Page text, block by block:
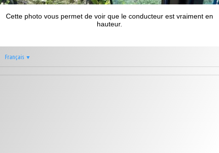
Cette photo vous permet de voir que le conducteur est vraiment en
hauteur.
Français ▼